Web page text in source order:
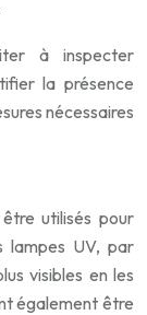
à inspecter
la présence
nécessaires
utilisés pour
UV, par
visibles en les
également être